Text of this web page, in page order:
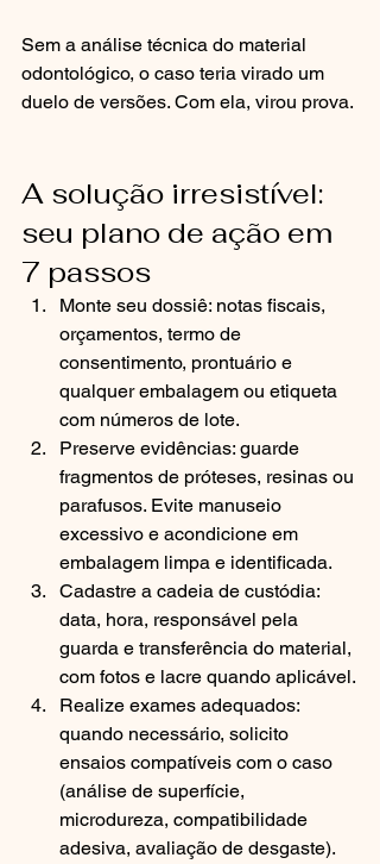
Sem a análise técnica do material
odontológico, o caso teria virado um
duelo de versões. Com ela, virou prova.
A solução irresistível:
seu plano de ação em
7 passos
Monte seu dossiê: notas fiscais,
orçamentos, termo de
consentimento, prontuário e
qualquer embalagem ou etiqueta
com números de lote.
Preserve evidências: guarde
fragmentos de próteses, resinas ou
parafusos. Evite manuseio
excessivo e acondicione em
embalagem limpa e identificada.
Cadastre a cadeia de custódia:
data, hora, responsável pela
guarda e transferência do material,
com fotos e lacre quando aplicável.
Realize exames adequados:
quando necessário, solicito
ensaios compatíveis com o caso
(análise de superfície,
microdureza, compatibilidade
adesiva, avaliação de desgaste).